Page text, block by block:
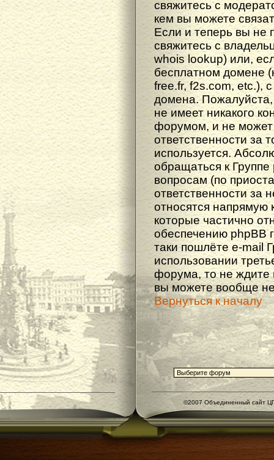
свяжитесь с
кем вы можете
Если и теперь вы не
свяжитесь с
whois lookup) или,
бесплатном домене
free.fr, f2s.com, etc.),
домена. Пожалуйста,
не имеет никакого
форумом, и не может
ответственности за
используется.
обращаться к
вопросам (по
ответственности за
относятся напрямую
которые частично
обеспечению phpBB
таки пошлёте e-mail
использовании
форума, то не ждите
вы можете вообще не
Вернуться к началу
©2007 Объединенный сайт